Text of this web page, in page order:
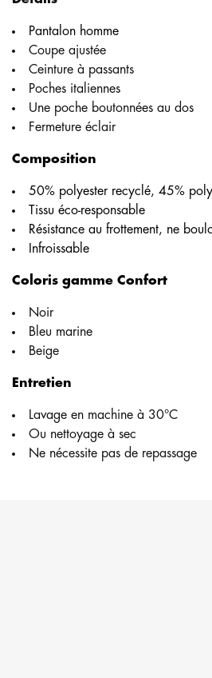
Pantalon homme
Coupe ajustée
Ceinture à passants
Poches italiennes
Une poche boutonnées au dos
Fermeture éclair
Composition
50% polyester recyclé, 45%
Tissu éco-responsable
Résistance au frottement, ne
Infroissable
Coloris gamme Confort
Noir
Bleu marine
Beige
Entretien
Lavage en machine à 30°C
Ou nettoyage à sec
Ne nécessite pas de repassage